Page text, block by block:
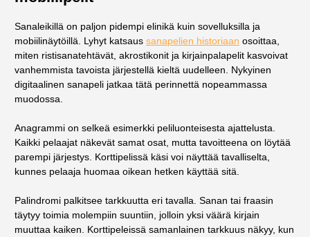
Sanaleikillä on paljon pidempi elinikä kuin sovelluksilla ja
mobiilinäytöillä. Lyhyt katsaus sanapelien historiaan osoittaa,
miten ristisanatehtävät, akrostikonit ja kirjainpalapelit kasvoivat
vanhemmista tavoista järjestellä kieltä uudelleen. Nykyinen
digitaalinen sanapeli jatkaa tätä perinnettä nopeammassa
muodossa.
Anagrammi on selkeä esimerkki peliluonteisesta ajattelusta.
Kaikki pelaajat näkevät samat osat, mutta tavoitteena on löytää
parempi järjestys. Korttipelissä käsi voi näyttää tavalliselta,
kunnes pelaaja huomaa oikean hetken käyttää sitä.
Palindromi palkitsee tarkkuutta eri tavalla. Sanan tai fraasin
täytyy toimia molempiin suuntiin, jolloin yksi väärä kirjain
muuttaa kaiken. Korttipeleissä samanlainen tarkkuus näkyy, kun